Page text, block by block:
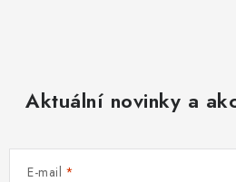
Aktuální novinky a
E-mail